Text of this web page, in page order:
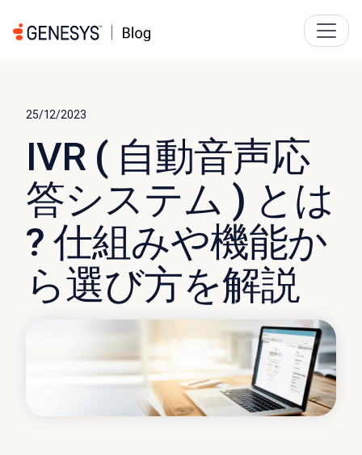
25/12/2023
IVR ( 自動音声応
答システム ) とは
? 仕組みや機能か
ら選び方を解説